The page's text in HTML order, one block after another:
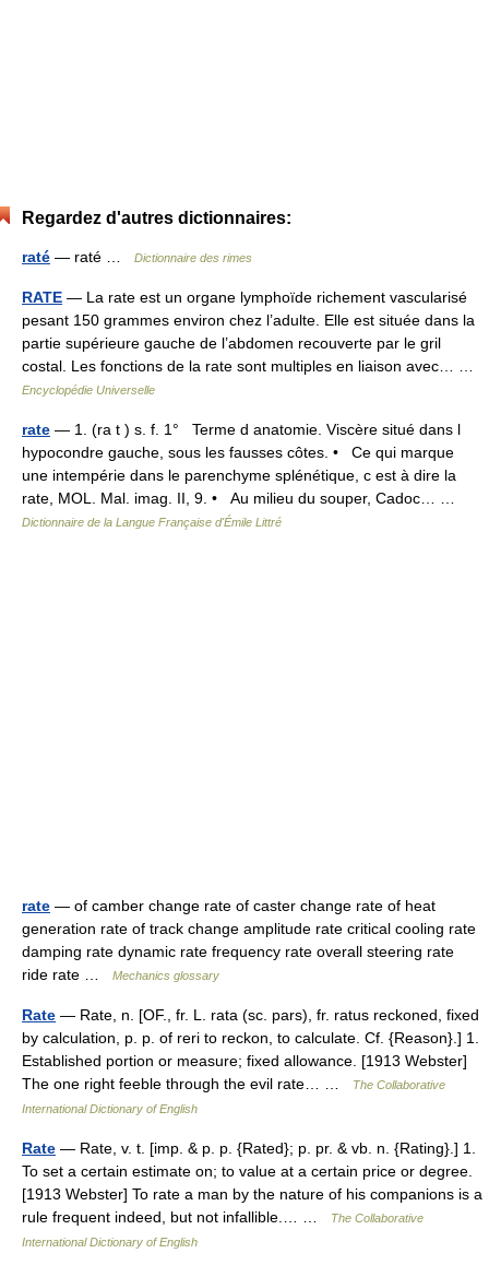
Regardez d'autres dictionnaires:
raté — raté … Dictionnaire des rimes
RATE — La rate est un organe lymphoïde richement vascularisé
pesant 150 grammes environ chez l’adulte. Elle est située dans la
partie supérieure gauche de l’abdomen recouverte par le gril
costal. Les fonctions de la rate sont multiples en liaison avec… …
Encyclopédie Universelle
rate — 1. (ra t ) s. f. 1° Terme d anatomie. Viscère situé dans l
hypocondre gauche, sous les fausses côtes. • Ce qui marque
une intempérie dans le parenchyme splénétique, c est à dire la
rate, MOL. Mal. imag. II, 9. • Au milieu du souper, Cadoc… …
Dictionnaire de la Langue Française d'Émile Littré
rate — of camber change rate of caster change rate of heat
generation rate of track change amplitude rate critical cooling rate
damping rate dynamic rate frequency rate overall steering rate
ride rate …
Mechanics glossary
Rate — Rate, n. [OF., fr. L. rata (sc. pars), fr. ratus reckoned, fixed
by calculation, p. p. of reri to reckon, to calculate. Cf. {Reason}.] 1.
Established portion or measure; fixed allowance. [1913 Webster]
The one right feeble through the evil rate… …
The Collaborative
International Dictionary of English
Rate — Rate, v. t. [imp. & p. p. {Rated}; p. pr. & vb. n. {Rating}.] 1.
To set a certain estimate on; to value at a certain price or degree.
[1913 Webster] To rate a man by the nature of his companions is a
rule frequent indeed, but not infallible.… …
The Collaborative
International Dictionary of English